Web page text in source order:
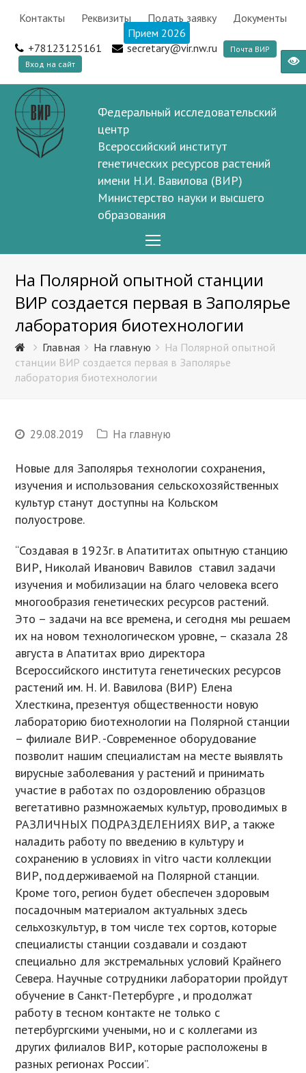
Контакты Реквизиты Подать заявку
Документы
Прием 2026
+78123125161
secretary@vir.nw.ru
Почта ВИР
Вход на сайт
Федеральный исследовательский
центр
Всероссийский институт
генетических ресурсов растений
имени Н.И. Вавилова (ВИР)
Министерство науки и высшего
образования
Menu
На Полярной опытной станции
ВИР создается первая в Заполярье
лаборатория биотехнологии
Главная На главную
На Полярной опытной
станции ВИР создается первая в Заполярье
лаборатория биотехнологии
29.08.2019 На главную
Новые для Заполярья технологии сохранения,
изучения и использования сельскохозяйственных
культур станут доступны на Кольском
полуострове.
“Создавая в 1923г. в Апатититах опытную станцию
ВИР, Николай Иванович Вавилов ставил задачи
изучения и мобилизации на благо человека всего
многообразия генетических ресурсов растений.
Это – задачи на все времена, и сегодня мы решаем
их на новом технологическом уровне, – сказала 28
августа в Апатитах врио директора
Всероссийского института генетических ресурсов
растений им. Н. И. Вавилова (ВИР) Елена
Хлесткина, презентуя общественности новую
лабораторию биотехнологии на Полярной станции
– филиале ВИР. -Современное оборудование
позволит нашим специалистам на месте выявлять
вирусные заболевания у растений и принимать
участие в работах по оздоровлению образцов
вегетативно размножаемых культур, проводимых в
РАЗЛИЧНЫХ ПОДРАЗДЕЛЕНИЯХ ВИР, а также
наладить работу по введению в культуру и
сохранению в условиях in vitro части коллекции
ВИР, поддерживаемой на Полярной станции.
Кроме того, регион будет обеспечен здоровым
посадочным материалом актуальных здесь
сельхозкультур, в том числе тех сортов, которые
специалисты станции создавали и создают
специально для экстремальных условий Крайнего
Севера. Научные сотрудники лаборатории пройдут
обучение в Санкт-Петербурге , и продолжат
работу в тесном контакте не только с
петербургскими учеными, но и с коллегами из
других филиалов ВИР, которые расположены в
разных регионах России”.